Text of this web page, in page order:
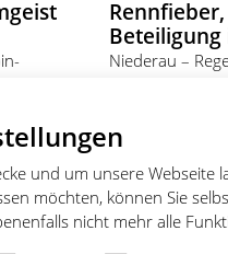
und um unsere Webseite
möchten, können Sie
nicht mehr alle
Niederau –